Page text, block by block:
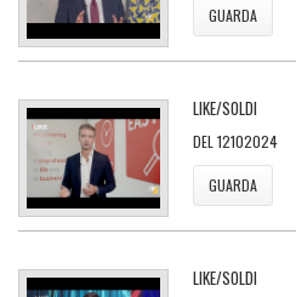
GUARDA
LIKE/SOLDI
DEL 12102024
GUARDA
LIKE/SOLDI